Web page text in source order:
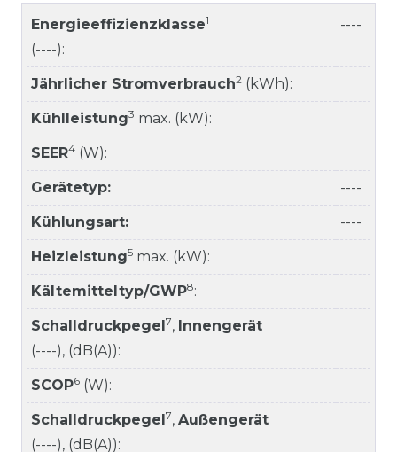
Energieeffizienzklasse1
(----):
----
Jährlicher Stromverbrauch2 (kWh):
Kühlleistung3 max. (kW):
SEER4 (W):
Gerätetyp: ----
Kühlungsart: ----
Heizleistung5 max. (kW):
Kältemitteltyp/GWP8:
Schalldruckpegel 7, Innengerät
(----), (dB(A)):
SCOP6 (W):
Schalldruckpegel 7, Außengerät
(----), (dB(A)):